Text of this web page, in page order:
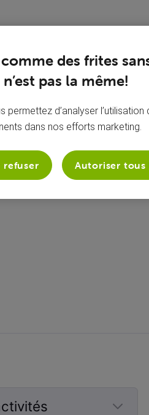
bio ajoutée
des frites
pas la même!
d’analyser l’utilisation
dans nos efforts marketing.
refuser Autoriser tous